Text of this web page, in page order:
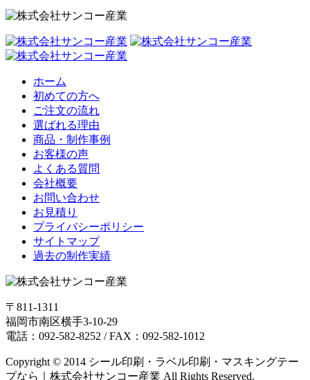
ホーム
初めての方へ
ご注文の流れ
選ばれる理由
商品・制作事例
お客様の声
よくある質問
会社概要
お問い合わせ
お見積り
プライバシーポリシー
サイトマップ
過去の制作実績
〒811-1311
福岡市南区横手3-10-29
電話：092-582-8252 / FAX：092-582-1012
Copyright © 2014 シール印刷・ラベル印刷・マスキングテー
プなら｜株式会社サンコー産業 All Rights Reserved.